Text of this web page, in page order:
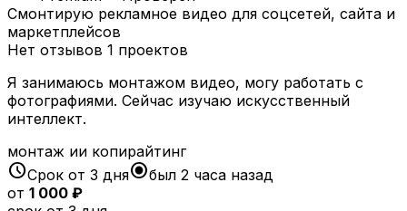
Смонтирую рекламное видео для соцсетей, сайта и
маркетплейсов
Нет отзывов 1 проектов
Я занимаюсь монтажом видео, могу работать с
фотографиями. Сейчас изучаю искусственный
интеллект.
монтаж ии копирайтинг
scheduleСрок от 3 дняradio_button_checkedбыл 2 часа назад
от 1 000 ₽